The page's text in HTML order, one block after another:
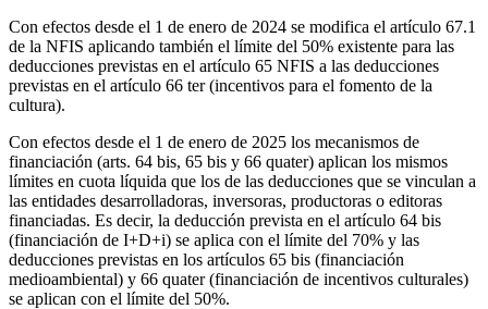
Con efectos desde el 1 de enero de 2024 se modifica el artículo 67.1
de la NFIS aplicando también el límite del 50% existente para las
deducciones previstas en el artículo 65 NFIS a las deducciones
previstas en el artículo 66 ter (incentivos para el fomento de la
cultura).
Con efectos desde el 1 de enero de 2025 los mecanismos de
financiación (arts. 64 bis, 65 bis y 66 quater) aplican los mismos
límites en cuota líquida que los de las deducciones que se vinculan a
las entidades desarrolladoras, inversoras, productoras o editoras
financiadas. Es decir, la deducción prevista en el artículo 64 bis
(financiación de I+D+i) se aplica con el límite del 70% y las
deducciones previstas en los artículos 65 bis (financiación
medioambiental) y 66 quater (financiación de incentivos culturales)
se aplican con el límite del 50%.